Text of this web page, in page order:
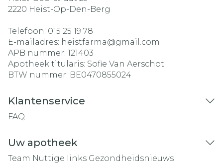
2220 Heist-Op-Den-Berg
Telefoon: 015 25 19 78
E-mailadres: heistfarma@gmail.com
APB nummer: 121403
Apotheek titularis: Sofie Van Aerschot
BTW nummer: BE0470855024
Klantenservice
FAQ
Uw apotheek
Team Nuttige links Gezondheidsnieuws